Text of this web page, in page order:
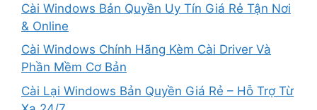
Cài Windows Bản Quyền Uy Tín Giá Rẻ Tận Nơi
& Online
Cài Windows Chính Hãng Kèm Cài Driver Và
Phần Mềm Cơ Bản
Cài Lại Windows Bản Quyền Giá Rẻ – Hỗ Trợ Từ